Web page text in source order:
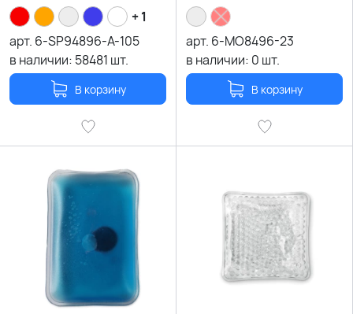
+ 1
арт. 6-SP94896-A-105
в наличии: 58481 шт.
В корзину
арт. 6-MO8496-23
в наличии: 0 шт.
В корзину